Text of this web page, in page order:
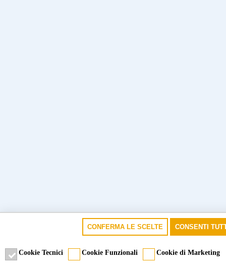
CONFERMA LE SCELTE CONSENTI
Cookie Tecnici Cookie Funzionali Cookie di Marketing